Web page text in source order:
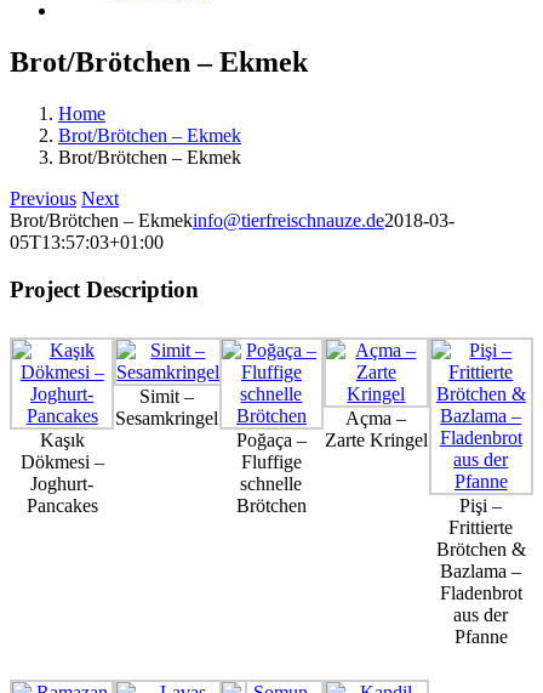
Brot/Brötchen – Ekmek
Home
Brot/Brötchen – Ekmek
Brot/Brötchen – Ekmek
Previous Next
Brot/Brötchen – Ekmekinfo@tierfreischnauze.de2018-03-
05T13:57:03+01:00
Project Description
Kaşık
Dökmesi –
Joghurt-
Pancakes
Simit –
Sesamkringel
Poğaça –
Fluffige
schnelle
Brötchen
Açma –
Zarte Kringel
Pişi –
Frittierte
Brötchen &
Bazlama –
Fladenbrot
aus der
Pfanne